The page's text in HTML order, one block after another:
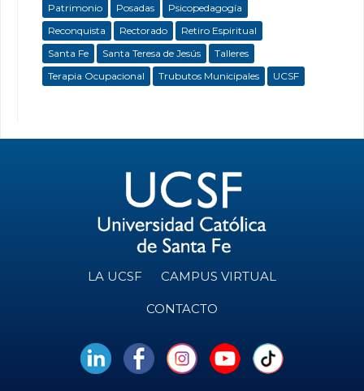
Patrimonio
Posadas
Psicopedagogía
Reconquista
Rectorado
Retiro Espiritual
Santa Fe
Santa Teresa de Jesús
Talleres
Terapia Ocupacional
Trubutos Municipales UCSF
LA UCSF CAMPUS VIRTUAL
CONTACTO